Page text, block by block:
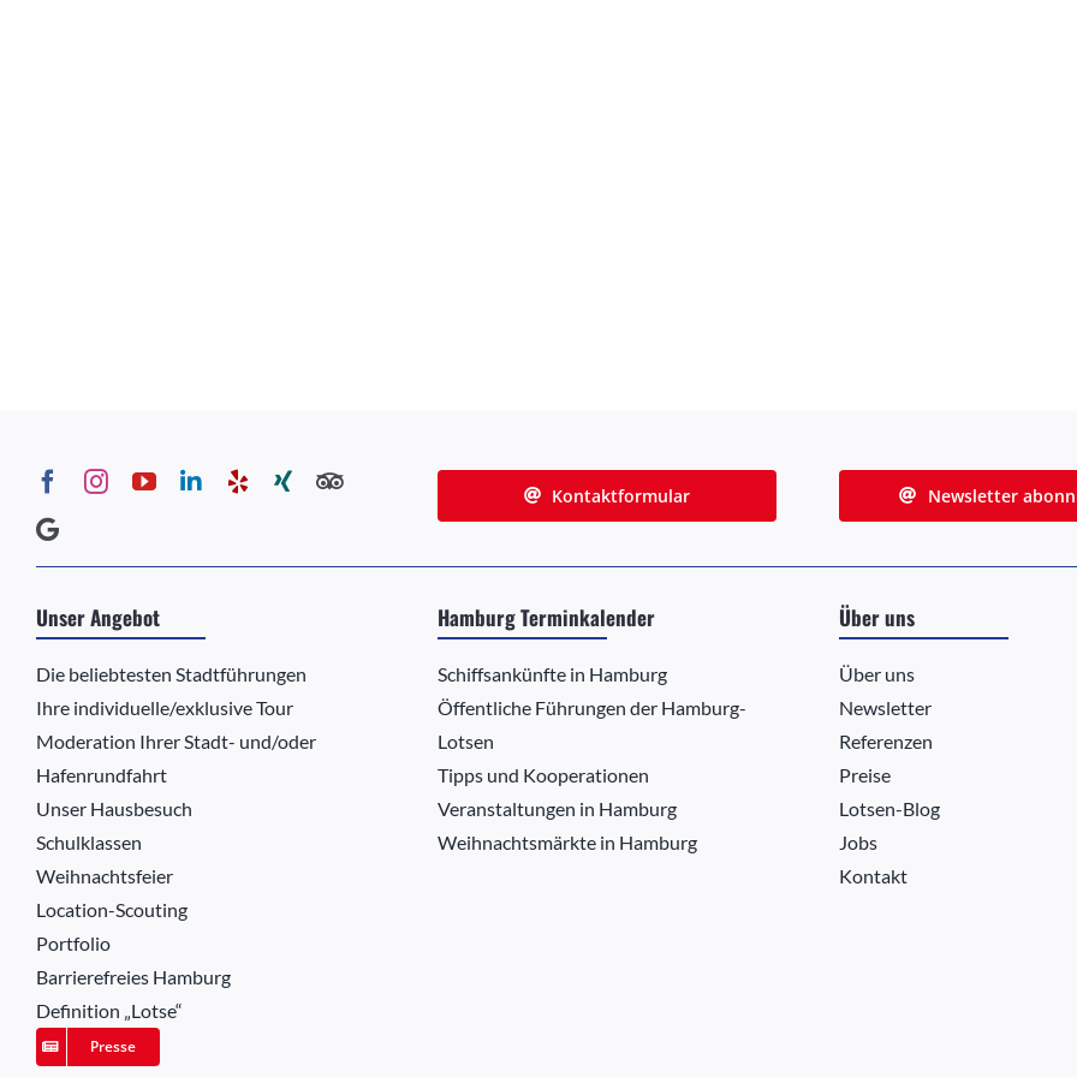
Kontaktformular Newsletter
Unser Angebot
Die beliebtesten Stadtführungen
Ihre individuelle/exklusive Tour
Moderation Ihrer Stadt- und/oder
Hafenrundfahrt
Unser Hausbesuch
Schulklassen
Weihnachtsfeier
Location-Scouting
Portfolio
Barrierefreies Hamburg
Definition „Lotse“
Presse
Hamburg Terminkalender
Schiffsankünfte in Hamburg
Öffentliche Führungen der Hamburg-
Lotsen
Tipps und Kooperationen
Veranstaltungen in Hamburg
Weihnachtsmärkte in Hamburg
Über uns
Über uns
Newsletter
Referenzen
Preise
Lotsen-Blog
Jobs
Kontakt